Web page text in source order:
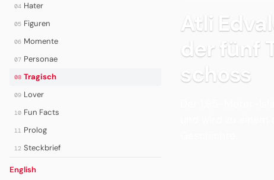
04 Hater
05 Figuren
06 Momente
07 Personae
08 Tragisch
09 Lover
10 Fun Facts
11 Prolog
12 Steckbrief
English
Atli
der fünf
schoss